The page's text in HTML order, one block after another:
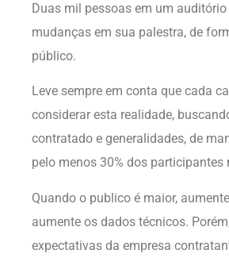
Duas mil pessoas em um
mudanças em sua palestra, de
público.
Leve sempre em conta que cada
considerar esta realidade,
contratado e generalidades, de
pelo menos 30% dos
Quando o publico é maior,
aumente os dados técnicos.
expectativas da empresa